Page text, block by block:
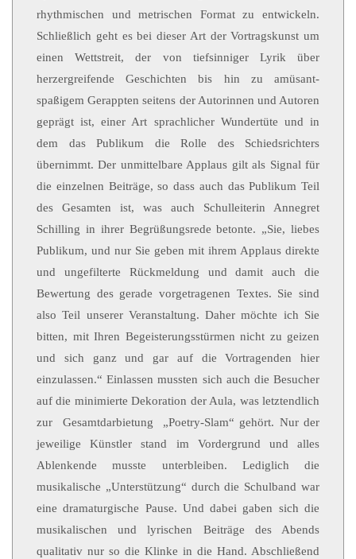
rhythmischen und metrischen Format zu entwickeln.
Schließlich geht es bei dieser Art der Vortragskunst um
einen Wettstreit, der von tiefsinniger Lyrik über
herzergreifende Geschichten bis hin zu amüsant-
spaßigem Gerappten seitens der Autorinnen und Autoren
geprägt ist, einer Art sprachlicher Wundertüte und in
dem das Publikum die Rolle des Schiedsrichters
übernimmt. Der unmittelbare Applaus gilt als Signal für
die einzelnen Beiträge, so dass auch das Publikum Teil
des Gesamten ist, was auch Schulleiterin Annegret
Schilling in ihrer Begrüßungsrede betonte. „Sie, liebes
Publikum, und nur Sie geben mit ihrem Applaus direkte
und ungefilterte Rückmeldung und damit auch die
Bewertung des gerade vorgetragenen Textes. Sie sind
also Teil unserer Veranstaltung. Daher möchte ich Sie
bitten, mit Ihren Begeisterungsstürmen nicht zu geizen
und sich ganz und gar auf die Vortragenden hier
einzulassen.“Einlassen mussten sich auch die Besucher
auf die minimierte Dekoration der Aula, was letztendlich
zur Gesamtdarbietung „Poetry-Slam“ gehört. Nur der
jeweilige Künstler stand im Vordergrund und alles
Ablenkende musste unterbleiben. Lediglich die
musikalische „Unterstützung“ durch die Schulband war
eine dramaturgische Pause. Und dabei gaben sich die
musikalischen und lyrischen Beiträge des Abends
qualitativ nur so die Klinke in die Hand. Abschließend